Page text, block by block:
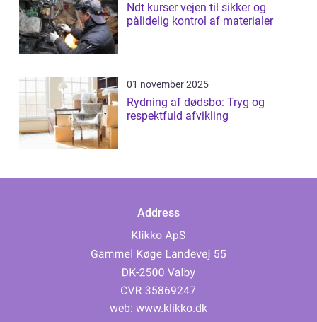
Ndt kurser vejen til sikker og
pålidelig kontrol af materialer
01 november 2025
Rydning af dødsbo: Tryg og
respektfuld afvikling
Address
web: www.klikko.dk